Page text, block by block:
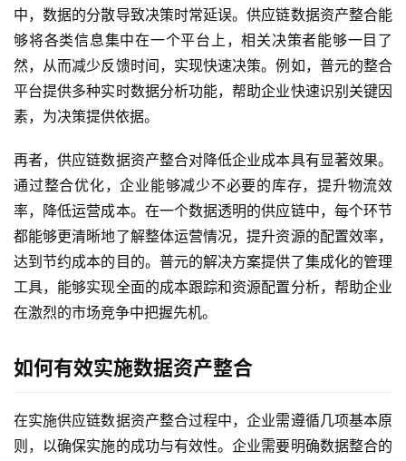
中，数据的分散导致决策时常延误。供应链数据资产整合能
够将各类信息集中在一个平台上，相关决策者能够一目了
然，从而减少反馈时间，实现快速决策。例如，普元的整合
平台提供多种实时数据分析功能，帮助企业快速识别关键因
素，为决策提供依据。
再者，供应链数据资产整合对降低企业成本具有显著效果。
通过整合优化，企业能够减少不必要的库存，提升物流效
率，降低运营成本。在一个数据透明的供应链中，每个环节
都能够更清晰地了解整体运营情况，提升资源的配置效率，
达到节约成本的目的。普元的解决方案提供了集成化的管理
工具，能够实现全面的成本跟踪和资源配置分析，帮助企业
在激烈的市场竞争中把握先机。
如何有效实施数据资产整合
在实施供应链数据资产整合过程中，企业需遵循几项基本原
则，以确保实施的成功与有效性。企业需要明确数据整合的